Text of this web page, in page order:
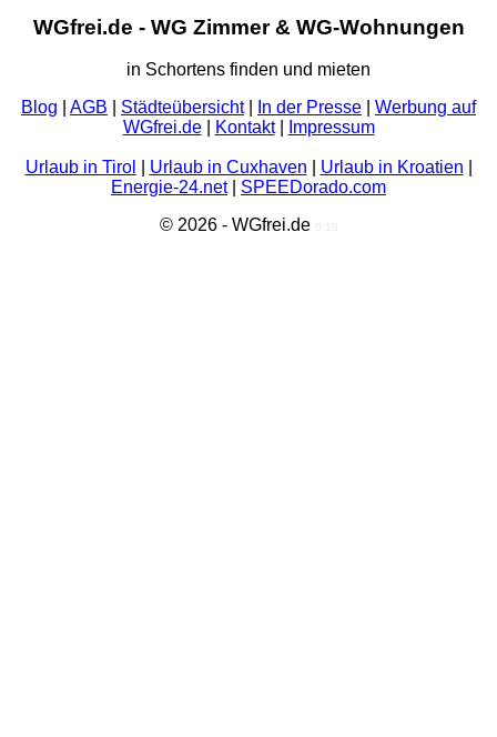
WGfrei.de - WG Zimmer & WG-Wohnungen
in Schortens finden und mieten
Blog
AGB Städteübersicht| In der Presse
Werbung auf
WGfrei.de| Kontakt| Impressum
Urlaub in Tirol Urlaub in Cuxhaven Urlaub in Kroatien
Energie-24.net| SPEEDorado.com
© 2026 - WGfrei.de